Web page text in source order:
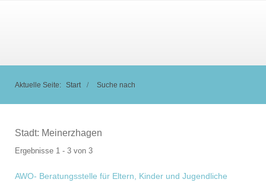
Aktuelle Seite: Start Suche nach
Stadt: Meinerzhagen
Ergebnisse 1 - 3 von 3
AWO- Beratungsstelle für Eltern, Kinder und Jugendliche